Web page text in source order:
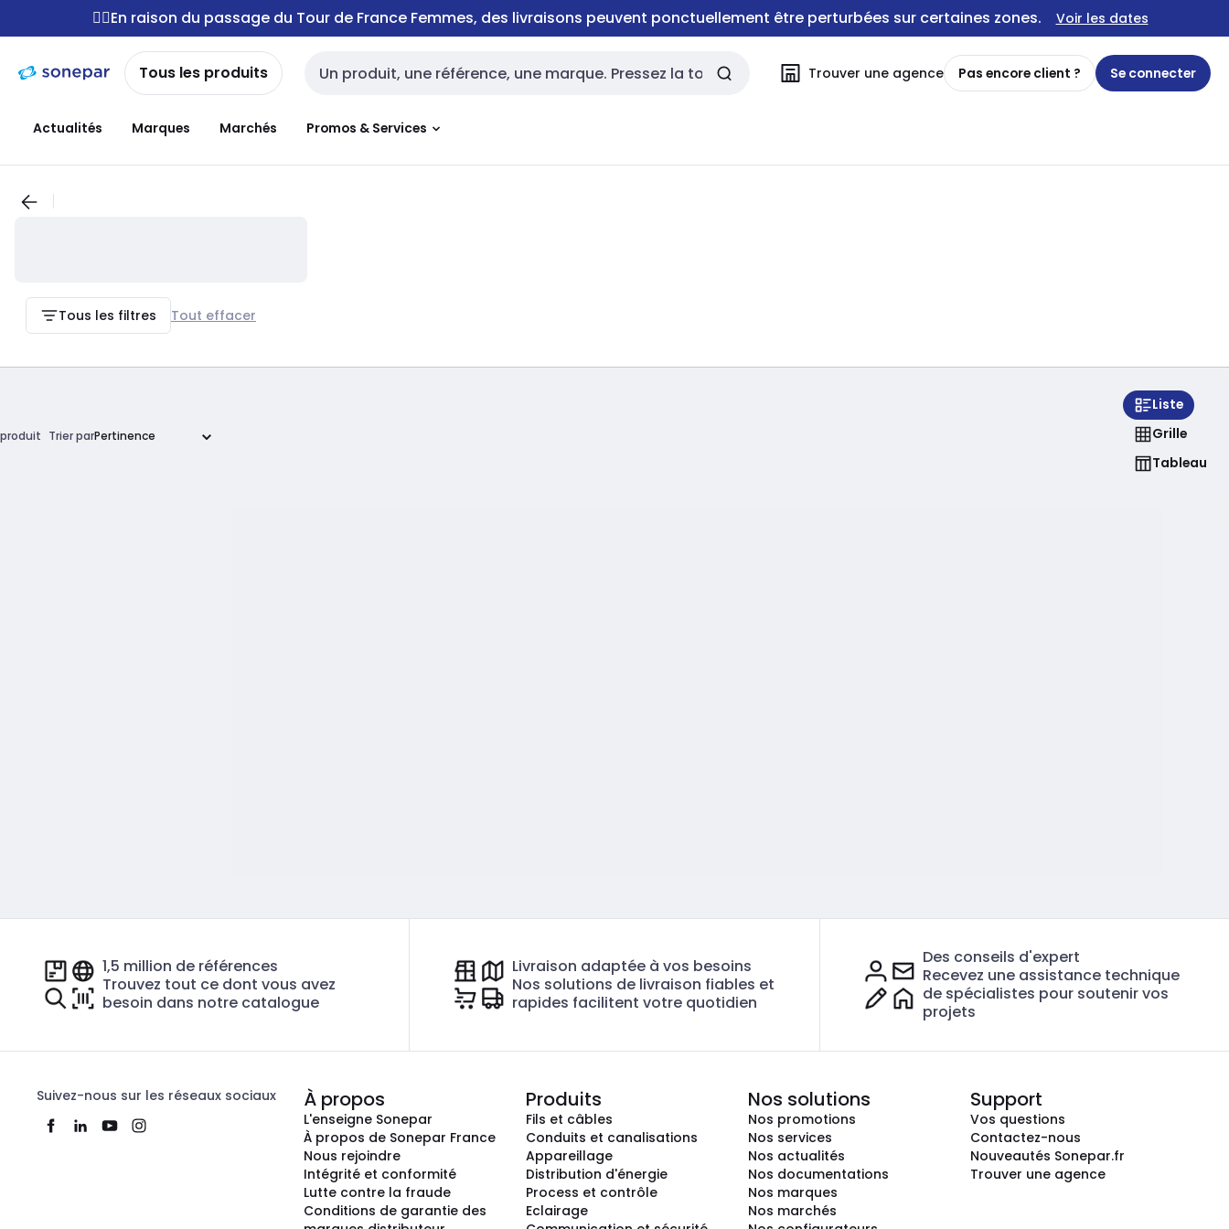
navigation
Passer
au
contenu
🚴‍♂️En raison du passage du Tour de France Femmes, des livraisons peuvent ponctuellement être perturbées sur certaines zones. Voir les dates
Tous les produits Entrée de recherche Trouver une agence Pas encore client ? Se connecter
Actualités Marques Marchés Promos & Services
Tous les filtres Tout effacer
produit Trier par
Liste
Grille
Tableau
1,5 million de références
Trouvez tout ce dont vous avez
besoin dans notre catalogue
Livraison adaptée à vos besoins
Nos solutions de livraison fiables et
rapides facilitent votre quotidien
Des conseils d'expert
Recevez une assistance technique
de spécialistes pour soutenir vos
projets
Suivez-nous sur les réseaux sociaux À propos
L'enseigne Sonepar
À propos de Sonepar France
Nous rejoindre
Intégrité et conformité
Lutte contre la fraude
Conditions de garantie des
Produits
Fils et câbles
Conduits et canalisations
Appareillage
Distribution d'énergie
Process et contrôle
Eclairage
Nos solutions
Nos promotions
Nos services
Nos actualités
Nos documentations
Nos marques
Nos marchés
Support
Vos questions
Contactez-nous
Nouveautés Sonepar.fr
Trouver une agence